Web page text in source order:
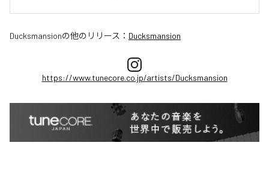
Ducksmansionの他のリリース： Ducksmansion
https://www.tunecore.co.jp/artists/Ducksmansion